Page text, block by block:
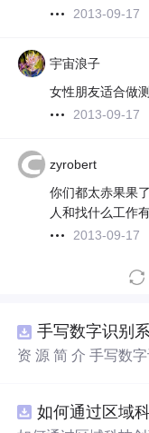
2013-09-17
宇宙浪子
女性朋友适合做
2013-09-17
zyrobert
你们都太赤果果
人和找什么工作
2013-09-17
手写数字识别
资 源 简 介 手写数
带有直观的图形用